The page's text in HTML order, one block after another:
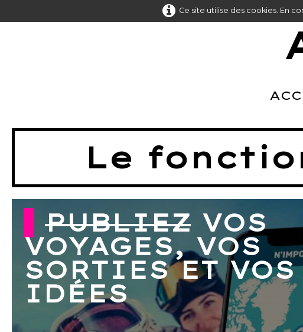
Ce site utilise des cookies. En
Le
PUBLIEZ VOS
VOYAGES, VOS
SORTIES ET VOS
IDÉES